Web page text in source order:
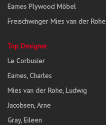
Eames Plywood Möbel
Freischwinger Mies van der Rohe
Top Designer
Le Corbusier
Eames, Charles
Mies van der Rohe, Ludwig
Jacobsen, Arne
Gray, Eileen